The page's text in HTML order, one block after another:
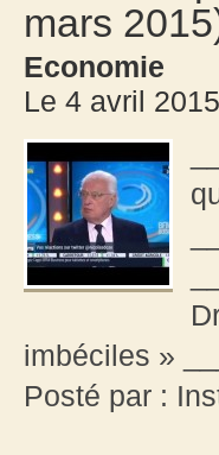
mars
Economie
Le 4 avril 2015
imbéciles »
Posté par :